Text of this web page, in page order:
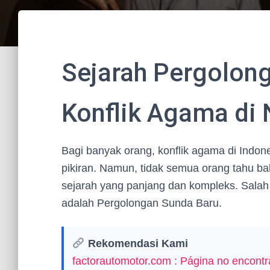
Sejarah
Konflik Agama di
Bagi banyak orang, konflik agama di
pikiran. Namun, tidak semua orang tahu
sejarah yang panjang dan kompleks.
adalah Pergolongan Sunda Baru.
Rekomendasi Kami
factorautomotor.com : Página no